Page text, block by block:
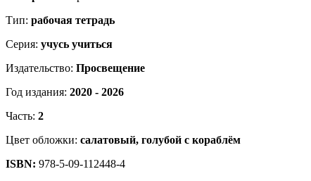
Тип: рабочая тетрадь
Серия: учусь учиться
Издательство: Просвещение
Год издания: 2020 - 2026
Часть: 2
Цвет обложки: салатовый, голубой с кораблём
ISBN: 978-5-09-112448-4